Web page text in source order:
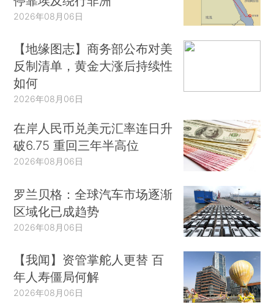
2026年08月06日
【地缘图志】商务部公布对美
反制清单，黄金大涨后持续性
如何
2026年08月06日
在岸人民币兑美元汇率连日升
破6.75 重回三年半高位
2026年08月06日
罗兰贝格：全球汽车市场逐渐
区域化已成趋势
2026年08月06日
【我闻】资管掌舵人更替 百
年人寿僵局何解
2026年08月06日